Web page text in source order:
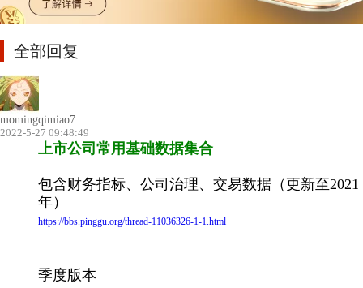
全部回复
momingqimiao7
2022-5-27 09:48:49
上市公司常用基础数据集合
包含财务指标、公司治理、交易数据（更新至2021
年）
https://bbs.pinggu.org/thread-11036326-1-1.html
季度版本